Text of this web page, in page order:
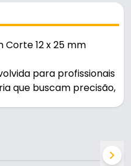
Corte 12 x 25 mm
para profissionais
que buscam precisão,
confiáveis para
em cada corte.